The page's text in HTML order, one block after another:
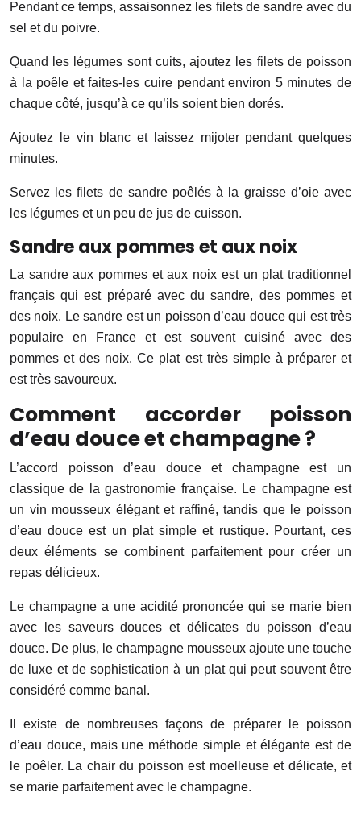
Pendant ce temps, assaisonnez les filets de sandre avec du
sel et du poivre.
Quand les légumes sont cuits, ajoutez les filets de poisson
à la poêle et faites-les cuire pendant environ 5 minutes de
chaque côté, jusqu’à ce qu’ils soient bien dorés.
Ajoutez le vin blanc et laissez mijoter pendant quelques
minutes.
Servez les filets de sandre poêlés à la graisse d’oie avec
les légumes et un peu de jus de cuisson.
Sandre aux pommes et aux noix
La sandre aux pommes et aux noix est un plat traditionnel
français qui est préparé avec du sandre, des pommes et
des noix. Le sandre est un poisson d’eau douce qui est très
populaire en France et est souvent cuisiné avec des
pommes et des noix. Ce plat est très simple à préparer et
est très savoureux.
Comment accorder poisson
d’eau douce et champagne ?
L’accord poisson d’eau douce et champagne est un
classique de la gastronomie française. Le champagne est
un vin mousseux élégant et raffiné, tandis que le poisson
d’eau douce est un plat simple et rustique. Pourtant, ces
deux éléments se combinent parfaitement pour créer un
repas délicieux.
Le champagne a une acidité prononcée qui se marie bien
avec les saveurs douces et délicates du poisson d’eau
douce. De plus, le champagne mousseux ajoute une touche
de luxe et de sophistication à un plat qui peut souvent être
considéré comme banal.
Il existe de nombreuses façons de préparer le poisson
d’eau douce, mais une méthode simple et élégante est de
le poêler. La chair du poisson est moelleuse et délicate, et
se marie parfaitement avec le champagne.